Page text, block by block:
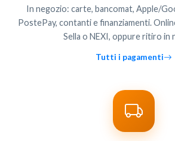
In negozio: carte, bancomat, Apple/
PostePay, contanti e finanziamenti.
Sella o NEXI, oppure ritiro in
Tutti i pagamenti